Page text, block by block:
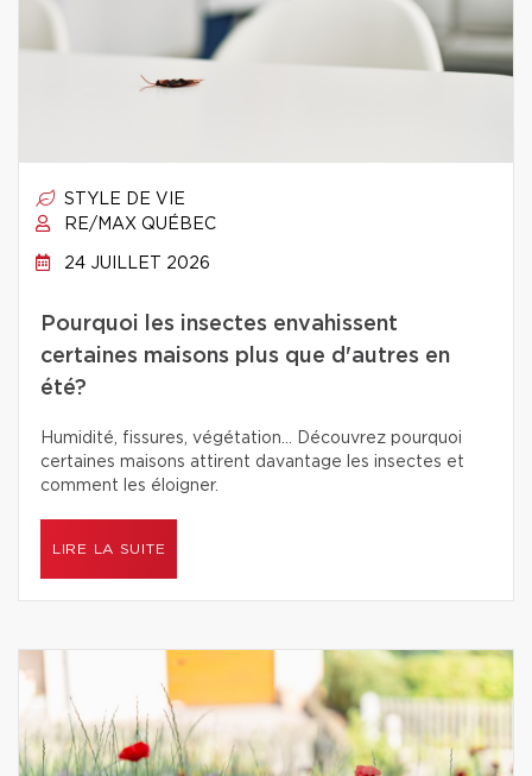
STYLE DE VIE
RE/MAX QUÉBEC
24 JUILLET 2026
Pourquoi les insectes envahissent
certaines maisons plus que d'autres en
été?
Humidité, fissures, végétation… Découvrez pourquoi
certaines maisons attirent davantage les insectes et
comment les éloigner.
LIRE LA SUITE